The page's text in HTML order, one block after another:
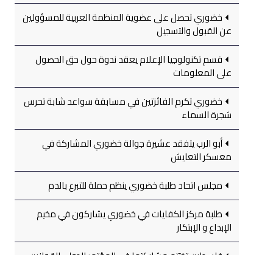
خضوري تحصل على عضوية المنظمة العربية للمسؤولين
عن القبول والتسجيل
قسم تكنولوجيا الإعلام يعقد ندوة حول حق الحصول
على المعلومات
خضوري تكرم الفائزتين في مسابقة سواعد شابة تحرس
شجرة السماء
أبو الرب يتفقد عشيرة جوالة خضوري المشاركة في
معسكر التعايش
مجلس اتحاد طلبة خضوري ينظم حملة للتبرع بالدم
طلبة مركز الكفايات في خضوري يشاركون في مخيم
الإبداع و الإبتكار